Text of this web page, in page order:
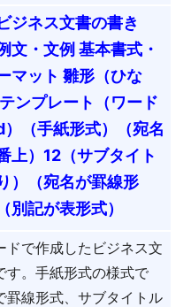
ジネス文書の書き
文・文例 基本書式・
マット 雛形（ひな
ンプレート（ワード
（手紙形式）（宛名
上）12（サブタイト
）（宛名が罫線形
別記が表形式）
ドで作成したビジネス文
す。手紙形式の様式で
罫線形式、サブタイトル